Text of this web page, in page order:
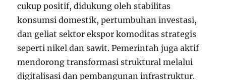
cukup positif, didukung oleh stabilitas
konsumsi domestik, pertumbuhan investasi,
dan geliat sektor ekspor komoditas strategis
seperti nikel dan sawit. Pemerintah juga aktif
mendorong transformasi struktural melalui
digitalisasi dan pembangunan infrastruktur.